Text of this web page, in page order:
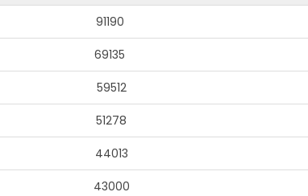
91190
69135
59512
51278
44013
43000